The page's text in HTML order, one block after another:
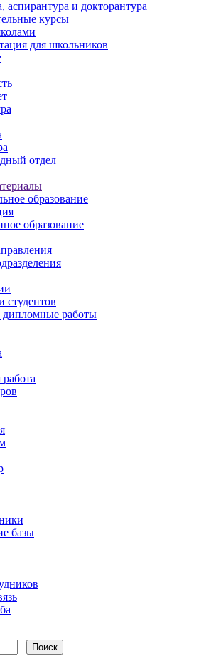
аспирантура и докторантура
курсы
для школьников
отдел
образование
образование
студентов
дипломные работы
базы